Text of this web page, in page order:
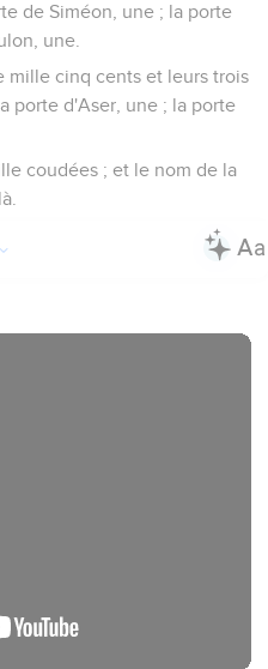
de Siméon, une ; la porte
une.
mille cinq cents et leurs trois
porte d'Aser, une ; la porte
coudées ; et le nom de la